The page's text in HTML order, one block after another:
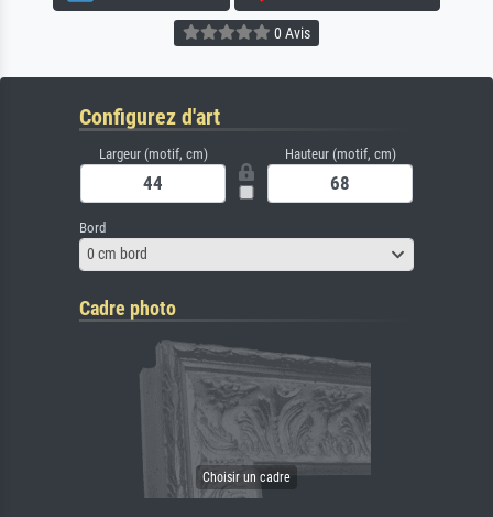
0 Avis
Configurez d'art
Largeur (motif, cm) Hauteur (motif, cm)
Bord
0 cm bord
Cadre photo